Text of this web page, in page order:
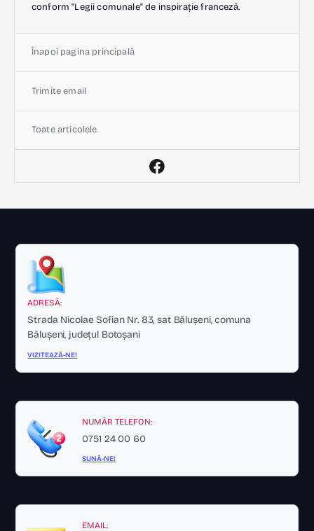
conform "Legii comunale" de inspirație franceză.
Înapoi pagina principală
Trimite email
Toate articolele
ADRESĂ:
Strada Nicolae Sofian Nr. 83, sat Bălușeni, comuna
Bălușeni, județul Botoșani
VIZITEAZĂ-NE!
NUMĂR TELEFON:
0751 24 00 60
SUNĂ-NE!
EMAIL: